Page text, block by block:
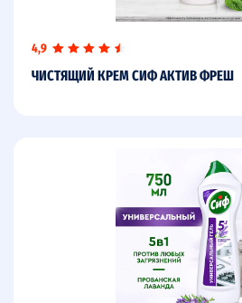
4,9
ЧИСТЯЩИЙ КРЕМ СИФ АКТИВ ФРЕШ